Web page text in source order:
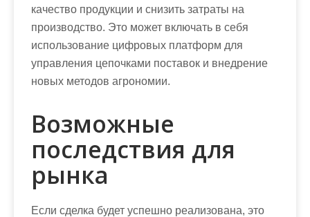
качество продукции и снизить затраты на
производство. Это может включать в себя
использование цифровых платформ для
управления цепочками поставок и внедрение
новых методов агрономии.
Возможные
последствия для
рынка
Если сделка будет успешно реализована, это